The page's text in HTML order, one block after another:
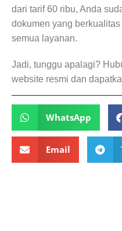
dari tarif 60 ribu, Anda
dokumen yang
semua layanan.
Jadi, tunggu apalagi?
website resmi dan
WhatsApp
Email